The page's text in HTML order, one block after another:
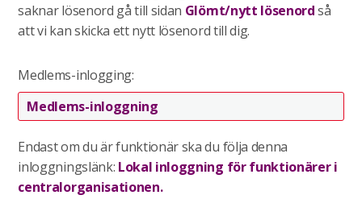
saknar lösenord gå till sidan Glömt/nytt lösenordså
att vi kan skicka ett nytt lösenord till dig.
Medlems-inlogging:
Medlems-inloggning
Endast om du är funktionär ska du följa denna
inloggningslänk: Lokal inloggning för funktionärer i
centralorganisationen.